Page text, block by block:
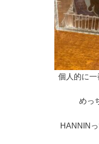
個人的に一
めっ
HANNIN